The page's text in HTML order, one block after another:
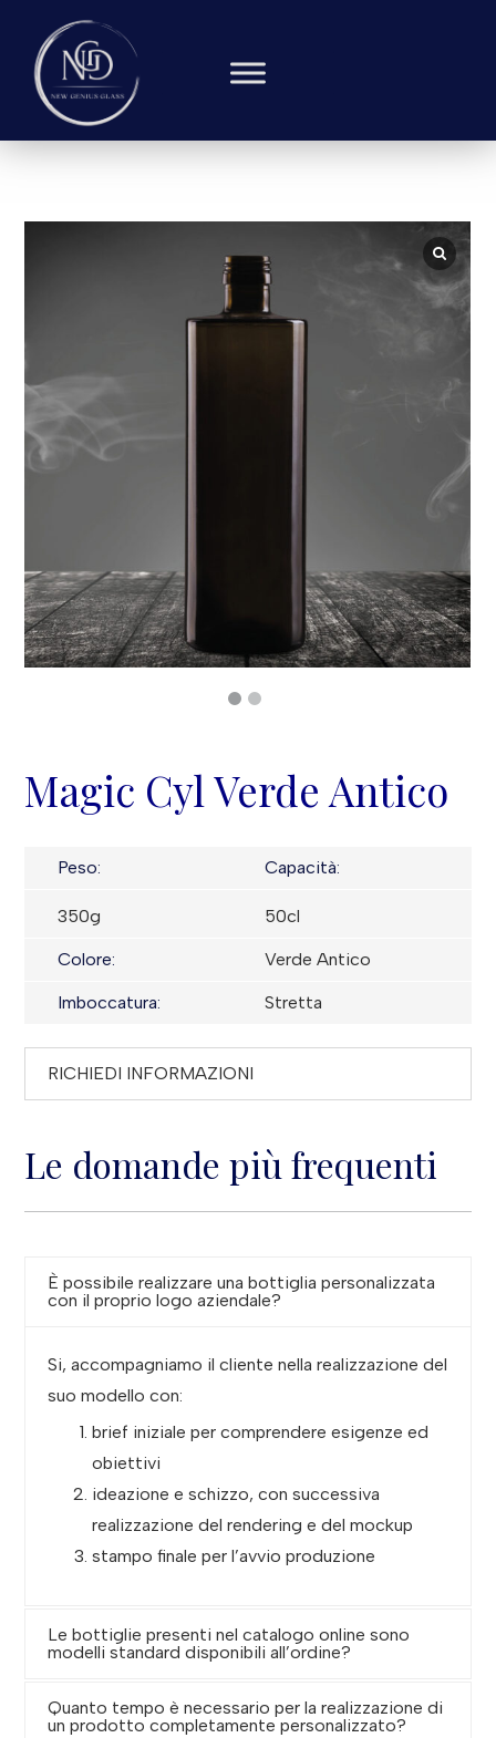
Magic Cyl Verde Antico
Peso: Capacità:
350g 50cl
Colore: Verde Antico
Imboccatura: Stretta
RICHIEDI INFORMAZIONI
Le domande più frequenti
È possibile realizzare una bottiglia personalizzata
con il proprio logo aziendale?
Si, accompagniamo il cliente nella realizzazione del
suo modello con:
brief iniziale per comprendere esigenze ed
obiettivi
ideazione e schizzo, con successiva
realizzazione del rendering e del mockup
stampo finale per l’avvio produzione
Le bottiglie presenti nel catalogo online sono
modelli standard disponibili all’ordine?
Quanto tempo è necessario per la realizzazione di
un prodotto completamente personalizzato?